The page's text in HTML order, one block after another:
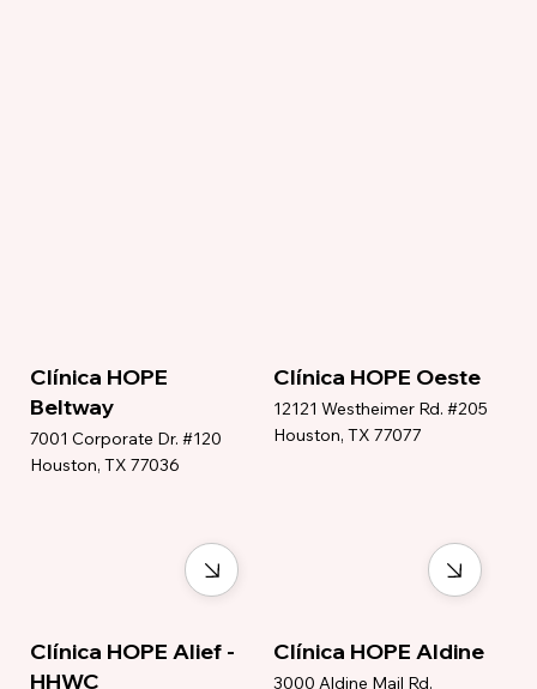
Clínica HOPE
Beltway
7001 Corporate Dr. #120
Houston, TX 77036
Clínica HOPE Oeste
12121 Westheimer Rd. #205
Houston, TX 77077
Clínica HOPE Alief -
HHWC
Clínica HOPE Aldine
3000 Aldine Mail Rd.